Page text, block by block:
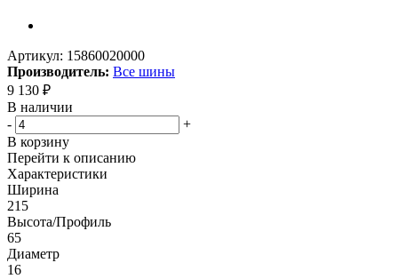
Артикул: 15860020000
Производитель: Все шины
9 130 ₽
В наличии
-
+
В корзину
Перейти к описанию
Характеристики
Ширина
215
Высота/Профиль
65
Диаметр
16